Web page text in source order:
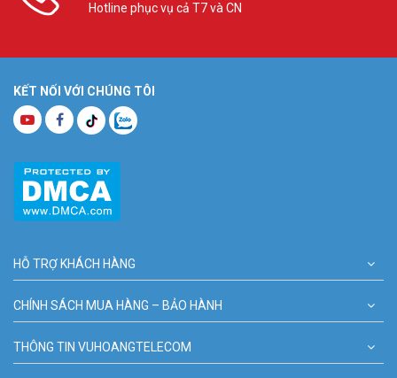
Hotline phục vụ cả T7 và CN
KẾT NỐI VỚI CHÚNG TÔI
HỖ TRỢ KHÁCH HÀNG
CHÍNH SÁCH MUA HÀNG – BẢO HÀNH
THÔNG TIN VUHOANGTELECOM